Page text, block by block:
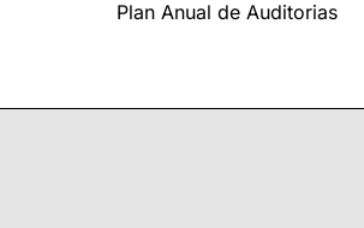
Plan Anual de Auditorias